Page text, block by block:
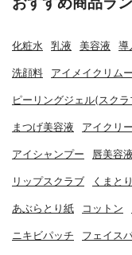
化粧水 乳液 美容液 導
洗顔料 アイメイクリム
ピーリングジェル(スク
まつげ美容液 アイクリ
アイシャンプー 唇美容液
リップスクラブ くまと
あぶらとり紙 コットン
ニキビパッチ フェイス